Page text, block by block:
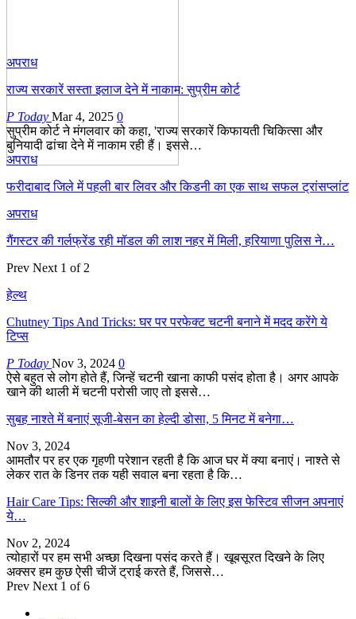
अपराध
राज्य सरकारें सस्ता इलाज देने में नाकाम: सुप्रीम कोर्ट
P Today Mar 4, 2025 0
सुप्रीम कोर्ट ने मंगलवार को कहा, 'राज्य सरकारें किफायती चिकित्सा और
बुनियादी ढांचा देने में नाकाम रही हैं। इससे…
अपराध
फरीदाबाद जिले में पहली बार लिवर और किडनी का एक साथ सफल ट्रांसप्लांट
अपराध
गैंगस्टर की गर्लफ्रेंड रही मॉडल की लाश नहर में मिली, हरियाणा पुलिस ने…
Prev Next 1 of 2
हेल्थ
Chutney Tips And Tricks: घर पर परफेक्ट चटनी बनाने में मदद करेंगे ये
टिप्स
P Today Nov 3, 2024 0
ऐसे बहुत से लोग होते हैं, जिन्हें चटनी खाना काफी पसंद होता है। अगर आपके
खाने की थाली में चटनी परोसी जाए तो इससे…
सुबह नाश्ते में बनाएं सूजी-बेसन का हेल्दी डोसा, 5 मिनट में बनेगा…
Nov 3, 2024
आमतौर पर हर एक गृहणी परेशान रहती है कि आज घर में क्या बनाएं। नाश्ते से
लेकर रात के डिनर तक यही सवाल बना रहता है कि…
Hair Care Tips: सिल्की और शाइनी बालों के लिए इस फेस्टिव सीजन अपनाएं
ये…
Nov 2, 2024
त्योहारों पर हम सभी अच्छा दिखना पसंद करते हैं। खूबसूरत दिखने के लिए
अक्सर हम कुछ ऐसी चीजें ट्राई करते हैं, जिससे…
Prev Next 1 of 6